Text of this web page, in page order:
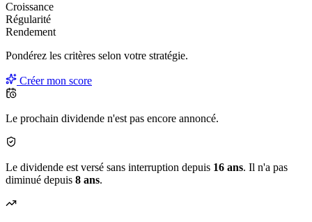
Croissance
Régularité
Rendement
Pondérez les critères selon votre stratégie.
Créer mon score
Le prochain dividende n'est pas encore annoncé.
Le dividende est versé sans interruption depuis 16 ans. Il n'a pas
diminué depuis 8 ans.